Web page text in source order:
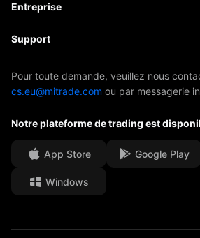
Principes de base
EBook
Entreprise
À propos de Mitrade
Nos distinctions
Centre média
Opportunités de carrière
Documents juridiques
Support
Centre d'aide
FAQ
Pour toute demande, veuillez nous
cs.eu@mitrade.com ou par messagerie
Notre plateforme de trading est
App Store Google Play
Windows